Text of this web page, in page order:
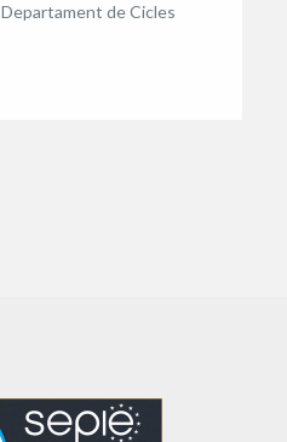
Departament de Cicles